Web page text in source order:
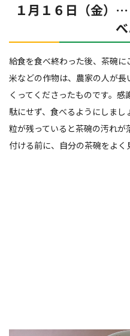
１月１６日（金）
給食を食べ終わった後、茶碗
米などの作物は、農家の人が
くってくださったものです。
駄にせず、食べるようにしま
粒が残っていると茶碗の汚れが
付ける前に、自分の茶碗をよく